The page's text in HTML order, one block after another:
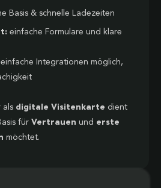
Basis & schnelle Ladezeiten
einfache Formulare und klare
einfache Integrationen möglich,
als digitale Visitenkarte dient
für Vertrauen und erste
möchtet.